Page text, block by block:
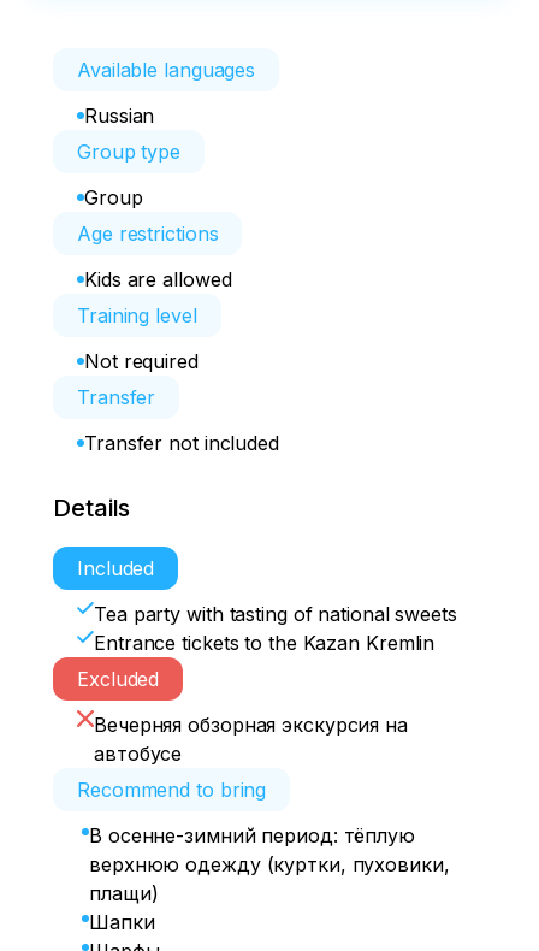
Available languages
Russian
Group type
Group
Age restrictions
Kids are allowed
Training level
Not required
Transfer
Transfer not included
Details
Included
Tea party with tasting of national sweets
Entrance tickets to the Kazan Kremlin
Excluded
Вечерняя обзорная экскурсия на
автобусе
Recommend to bring
В осенне-зимний период: тёплую
верхнюю одежду (куртки, пуховики,
плащи)
Шапки